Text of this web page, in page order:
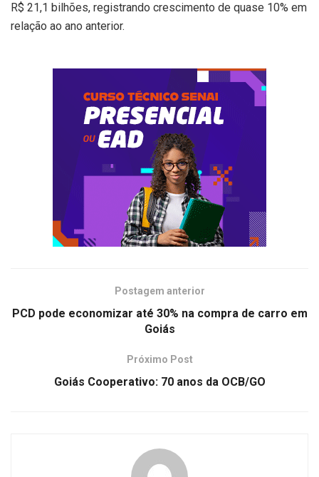
R$ 21,1 bilhões, registrando crescimento de quase 10% em
relação ao ano anterior.
Postagem anterior
PCD pode economizar até 30% na compra de carro em
Goiás
Próximo Post
Goiás Cooperativo: 70 anos da OCB/GO